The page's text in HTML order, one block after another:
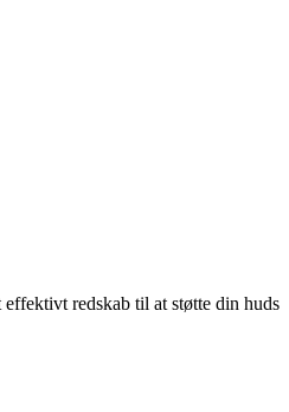
redskab til at støtte din huds